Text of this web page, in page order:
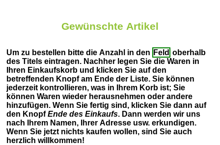
Gewünschte Artikel
Um zu bestellen bitte die Anzahl in den Feld oberhalb
des Titels eintragen. Nachher legen Sie die Waren in
Ihren Einkaufskorb und klicken Sie auf den
betreffenden Knopf am Ende der Liste. Sie können
jederzeit kontrollieren, was in Ihrem Korb ist; Sie
können Waren wieder herausnehmen oder andere
hinzufügen. Wenn Sie fertig sind, klicken Sie dann auf
den KnopfEnde des Einkaufs. Dann werden wir uns
nach Ihrem Namen, Ihrer Adresse usw. erkundigen.
Wenn Sie jetzt nichts kaufen wollen, sind Sie auch
herzlich willkommen!